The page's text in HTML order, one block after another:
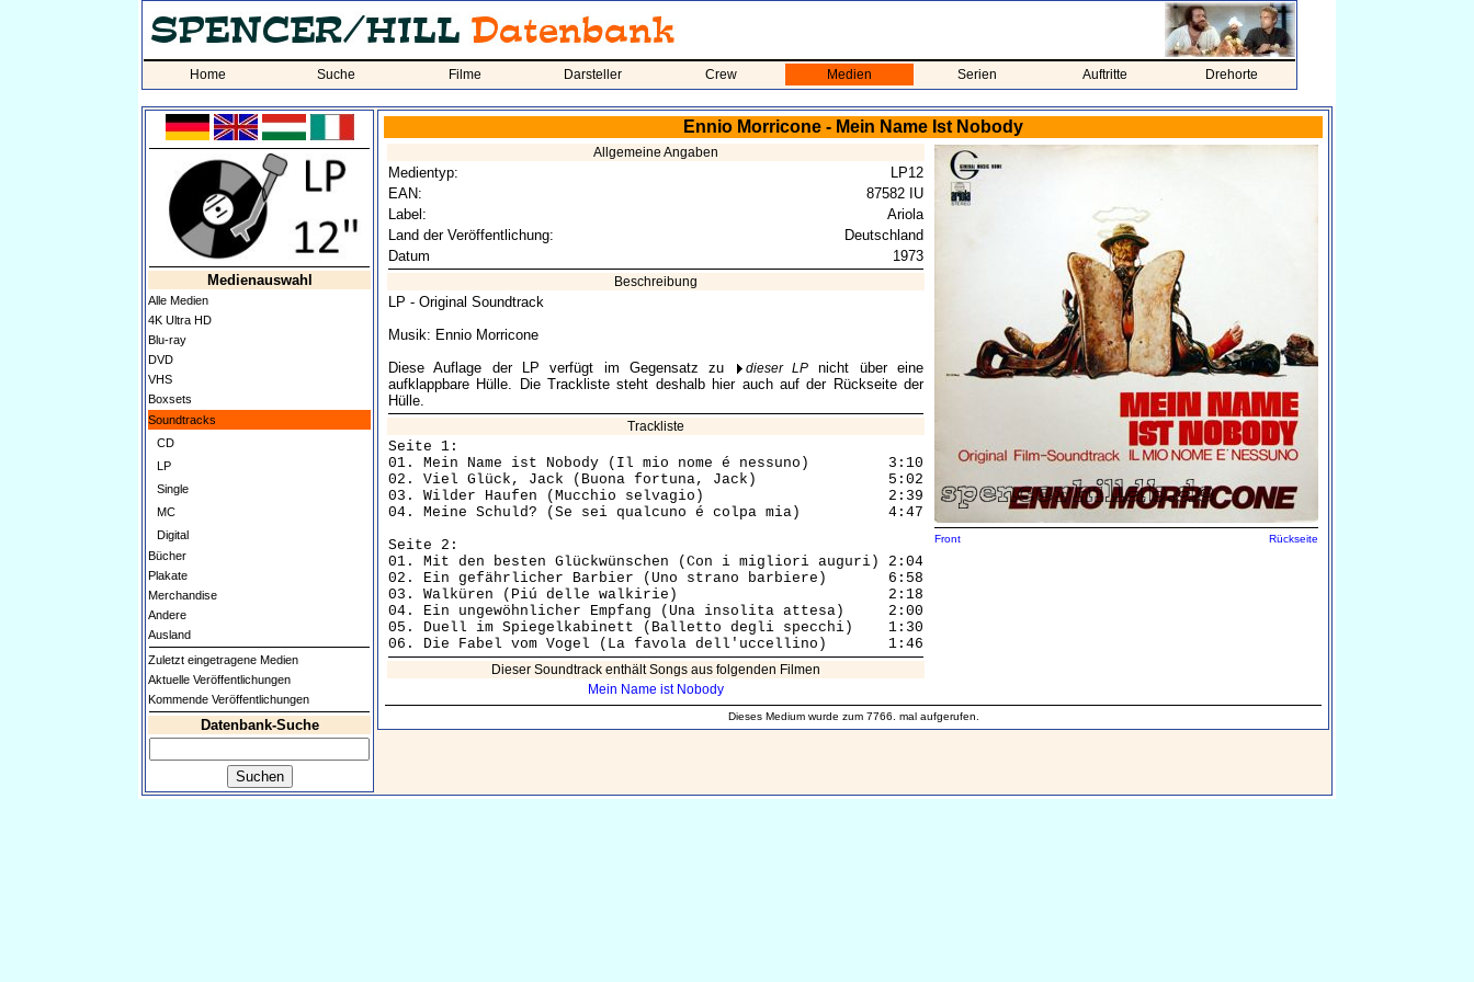
Home Suche Filme Darsteller Crew Medien Serien Auftritte Drehorte
Medienauswahl
Alle Medien
4K Ultra HD
Blu-ray
DVD
VHS
Boxsets
Soundtracks
CD
LP
Single
MC
Digital
Bücher
Plakate
Merchandise
Andere
Ausland
Zuletzt eingetragene Medien
Aktuelle Veröffentlichungen
Kommende Veröffentlichungen
Datenbank-Suche
Ennio Morricone - Mein Name Ist Nobody
Allgemeine Angaben
Medientyp:
LP12
EAN:
87582 IU
Label:
Ariola
Land der Veröffentlichung:
Deutschland
Datum
1973
Beschreibung
LP - Original Soundtrack
Musik: Ennio Morricone
Diese Auflage der LP verfügt im Gegensatz zu
dieser LP nicht über eine
aufklappbare Hülle. Die Trackliste steht deshalb hier auch auf der Rückseite der
Hülle.
Trackliste
Seite 1:
01. Mein Name ist Nobody (Il mio nome é nessuno) 	 3:10
02. Viel Glück, Jack (Buona fortuna, Jack) 		 5:02
03. Wilder Haufen (Mucchio selvagio)			 2:39
04. Meine Schuld? (Se sei qualcuno é colpa mia)		 4:47
Seite 2:
01. Mit den besten Glückwünschen (Con i migliori auguri) 2:04
02. Ein gefährlicher Barbier (Uno strano barbiere)	 6:58
03. Walküren (Piú delle walkirie)			 2:18
04. Ein ungewöhnlicher Empfang (Una insolita attesa) 	 2:00
05. Duell im Spiegelkabinett (Balletto degli specchi)	 1:30
Dieser Soundtrack enthält Songs aus folgenden Filmen
Mein Name ist Nobody
Front Rückseite
Dieses Medium wurde zum 7766. mal aufgerufen.